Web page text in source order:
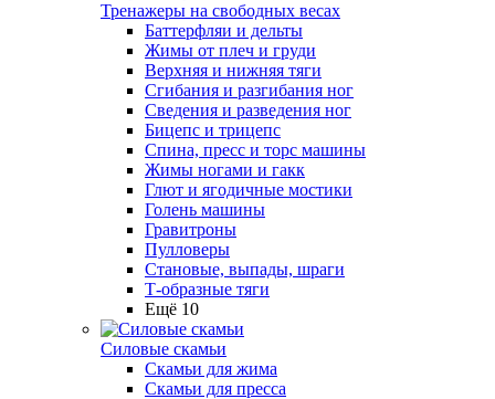
Тренажеры на свободных весах
Баттерфляи и дельты
Жимы от плеч и груди
Верхняя и нижняя тяги
Сгибания и разгибания ног
Сведения и разведения ног
Бицепс и трицепс
Спина, пресс и торс машины
Жимы ногами и гакк
Глют и ягодичные мостики
Голень машины
Гравитроны
Пулловеры
Становые, выпады, шраги
Т-образные тяги
Ещё 10
Силовые скамьи
Скамьи для жима
Скамьи для пресса